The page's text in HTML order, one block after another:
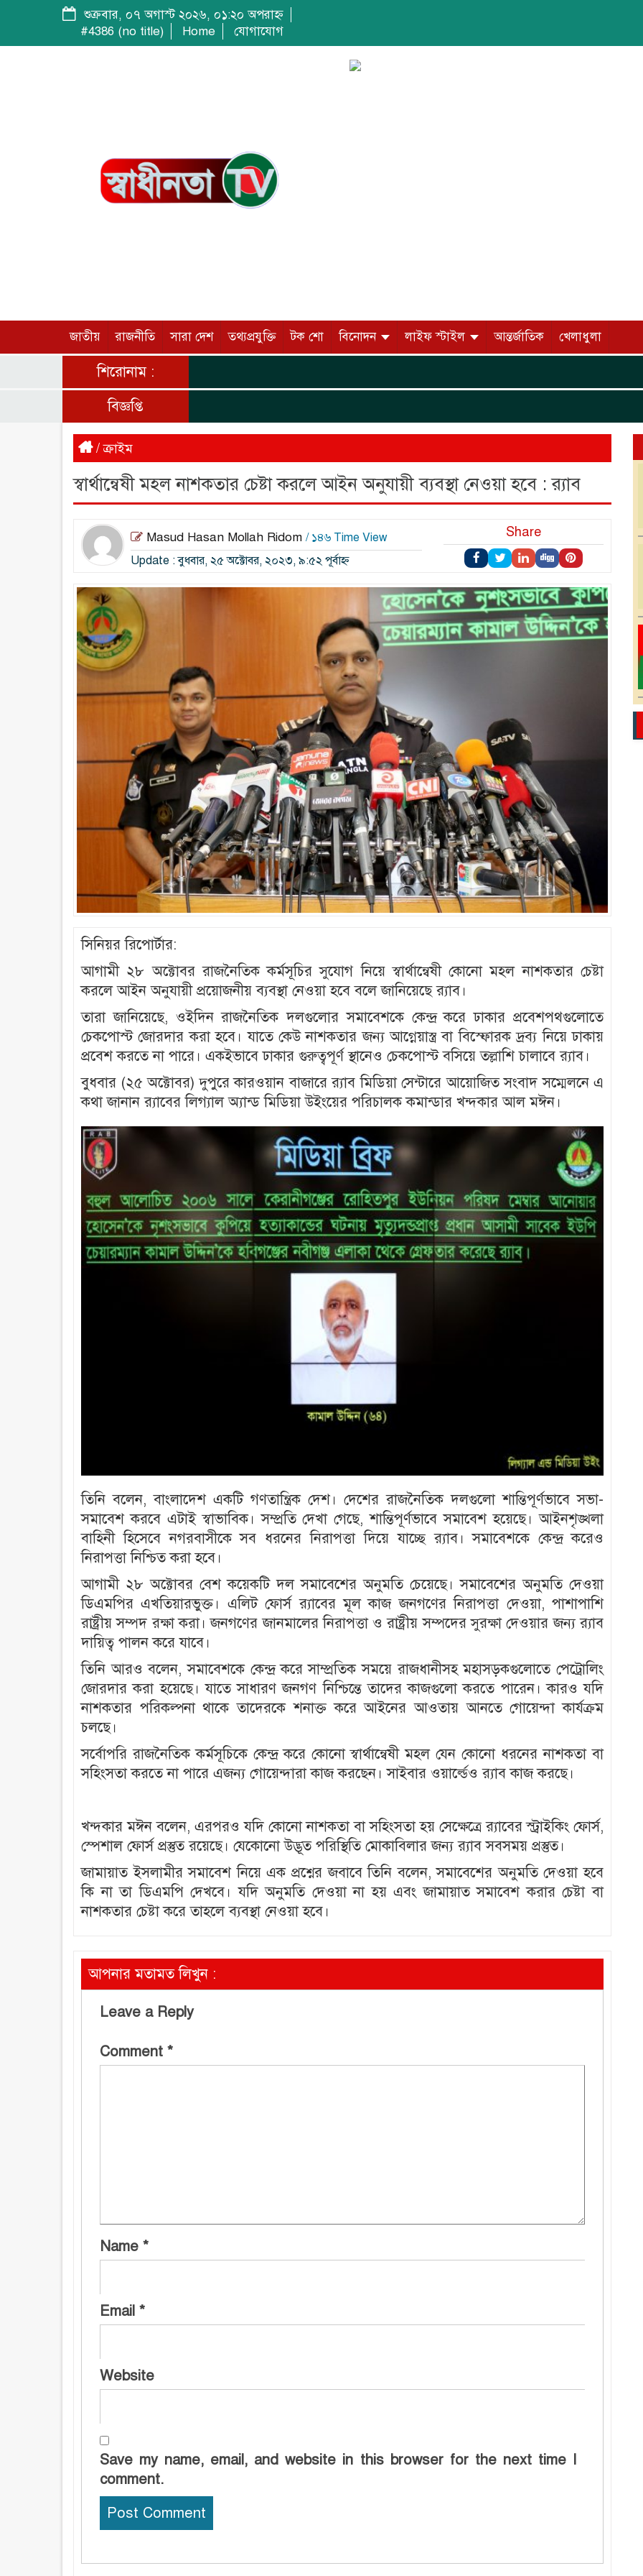
শুক্রবার, ০৭ অগাস্ট ২০২৬, ০১:২০ অপরাহ্ন
#4386 (no title)
Home যোগাযোগ
জাতীয় রাজনীতি সারা দেশ তথ্যপ্রযুক্তি টক শো বিনোদন লাইফ স্টাইল আন্তর্জাতিক খেলাধুলা
শিরোনাম :
বিজ্ঞপ্তি
/ক্রাইম
স্বার্থান্বেষী মহল নাশকতার চেষ্টা করলে আইন অনুযায়ী ব্যবস্থা নেওয়া হবে : র‍্যাব
Masud Hasan Mollah Ridom / ১৪৬ Time View
Update : বুধবার, ২৫ অক্টোবর, ২০২৩, ৯:৫২ পূর্বাহ্ন
Share
সিনিয়র রিপোর্টার:
আগামী ২৮ অক্টোবর রাজনৈতিক কর্মসূচির সুযোগ নিয়ে স্বার্থান্বেষী কোনো মহল নাশকতার চেষ্টা
করলে আইন অনুযায়ী প্রয়োজনীয় ব্যবস্থা নেওয়া হবে বলে জানিয়েছে র‍্যাব।
তারা জানিয়েছে, ওইদিন রাজনৈতিক দলগুলোর সমাবেশকে কেন্দ্র করে ঢাকার প্রবেশপথগুলোতে
চেকপোস্ট জোরদার করা হবে। যাতে কেউ নাশকতার জন্য আগ্নেয়াস্ত্র বা বিস্ফোরক দ্রব্য নিয়ে ঢাকায়
প্রবেশ করতে না পারে। একইভাবে ঢাকার গুরুত্বপূর্ণ স্থানেও চেকপোস্ট বসিয়ে তল্লাশি চালাবে র‍্যাব।
বুধবার (২৫ অক্টোবর) দুপুরে কারওয়ান বাজারে র‍্যাব মিডিয়া সেন্টারে আয়োজিত সংবাদ সম্মেলনে এ
কথা জানান র‍্যাবের লিগ্যাল অ্যান্ড মিডিয়া উইংয়ের পরিচালক কমান্ডার খন্দকার আল মঈন।
তিনি বলেন, বাংলাদেশ একটি গণতান্ত্রিক দেশ। দেশের রাজনৈতিক দলগুলো শান্তিপূর্ণভাবে সভা-
সমাবেশ করবে এটাই স্বাভাবিক। সম্প্রতি দেখা গেছে, শান্তিপূর্ণভাবে সমাবেশ হয়েছে। আইনশৃঙ্খলা
বাহিনী হিসেবে নগরবাসীকে সব ধরনের নিরাপত্তা দিয়ে যাচ্ছে র‍্যাব। সমাবেশকে কেন্দ্র করেও
নিরাপত্তা নিশ্চিত করা হবে।
আগামী ২৮ অক্টোবর বেশ কয়েকটি দল সমাবেশের অনুমতি চেয়েছে। সমাবেশের অনুমতি দেওয়া
ডিএমপির এখতিয়ারভুক্ত। এলিট ফোর্স র‍্যাবের মূল কাজ জনগণের নিরাপত্তা দেওয়া, পাশাপাশি
রাষ্ট্রীয় সম্পদ রক্ষা করা। জনগণের জানমালের নিরাপত্তা ও রাষ্ট্রীয় সম্পদের সুরক্ষা দেওয়ার জন্য র‍্যাব
দায়িত্ব পালন করে যাবে।
তিনি আরও বলেন, সমাবেশকে কেন্দ্র করে সাম্প্রতিক সময়ে রাজধানীসহ মহাসড়কগুলোতে পেট্রোলিং
জোরদার করা হয়েছে। যাতে সাধারণ জনগণ নিশ্চিন্তে তাদের কাজগুলো করতে পারেন। কারও যদি
নাশকতার পরিকল্পনা থাকে তাদেরকে শনাক্ত করে আইনের আওতায় আনতে গোয়েন্দা কার্যক্রম
চলছে।
সর্বোপরি রাজনৈতিক কর্মসূচিকে কেন্দ্র করে কোনো স্বার্থান্বেষী মহল যেন কোনো ধরনের নাশকতা বা
সহিংসতা করতে না পারে এজন্য গোয়েন্দারা কাজ করছেন। সাইবার ওয়ার্ল্ডেও র‍্যাব কাজ করছে।
খন্দকার মঈন বলেন, এরপরও যদি কোনো নাশকতা বা সহিংসতা হয় সেক্ষেত্রে র‍্যাবের স্ট্রাইকিং ফোর্স,
স্পেশাল ফোর্স প্রস্তুত রয়েছে। যেকোনো উদ্ভূত পরিস্থিতি মোকাবিলার জন্য র‍্যাব সবসময় প্রস্তুত।
জামায়াত ইসলামীর সমাবেশ নিয়ে এক প্রশ্নের জবাবে তিনি বলেন, সমাবেশের অনুমতি দেওয়া হবে
কি না তা ডিএমপি দেখবে। যদি অনুমতি দেওয়া না হয় এবং জামায়াত সমাবেশ করার চেষ্টা বা
নাশকতার চেষ্টা করে তাহলে ব্যবস্থা নেওয়া হবে।
আপনার মতামত লিখুন :
Leave a Reply
Comment *
Name *
Email *
Website
Save my name, email, and website in this browser for the next time I
comment.